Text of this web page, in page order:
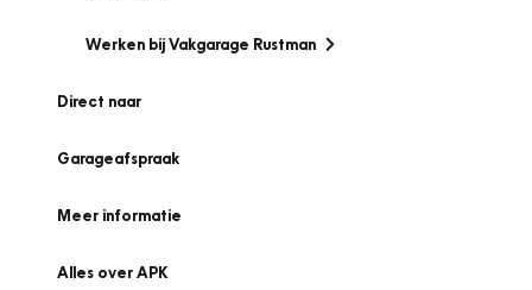
Werken bij Vakgarage Rustman
Direct naar
Garageafspraak
Meer informatie
Alles over APK